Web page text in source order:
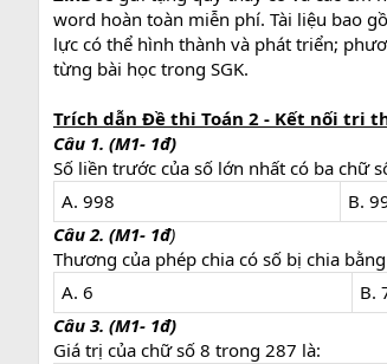
word hoàn toàn miễn phí. Tài liệu bao
lực có thể hình thành và phát triển;
từng bài học trong SGK.
Trích dẫn Đề thi Toán 2 - Kết nối tri
Câu 1. (M1- 1đ)
Số liền trước của số lớn nhất có ba chữ
A. 998
B.
Câu 2. (M1- 1đ)
Thương của phép chia có số bị chia
A. 6
B.
Câu 3. (M1- 1đ)
Giá trị của chữ số 8 trong 287 là: